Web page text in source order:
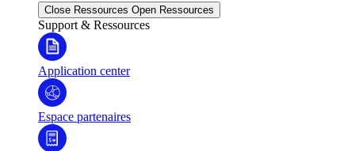
Close Ressources Open Ressources
Support & Ressources
Application center
Espace partenaires